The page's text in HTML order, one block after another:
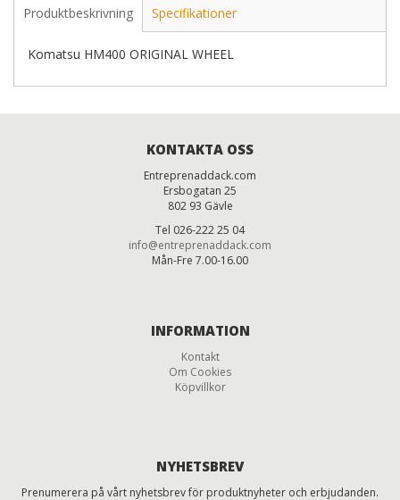
Produktbeskrivning Specifikationer
Komatsu HM400 ORIGINAL WHEEL
KONTAKTA OSS
Entreprenaddack.com
Ersbogatan 25
802 93 Gävle
Tel 026-222 25 04
info@entreprenaddack.com
Mån-Fre 7.00-16.00
INFORMATION
Kontakt
Om Cookies
Köpvillkor
NYHETSBREV
Prenumerera på vårt nyhetsbrev för produktnyheter och erbjudanden.